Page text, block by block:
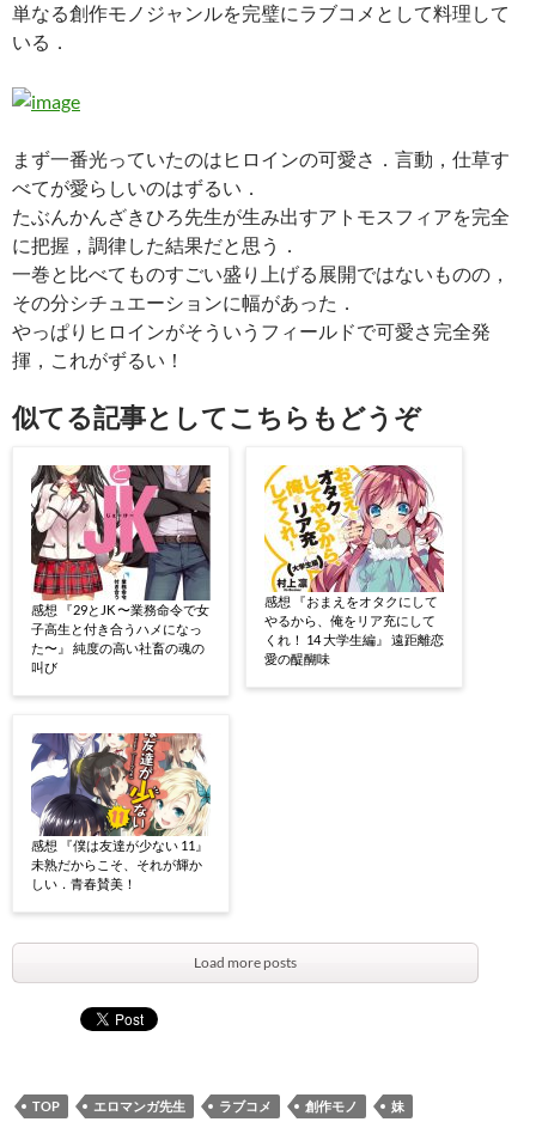
単なる創作モノジャンルを完璧にラブコメとして料理して
いる．
まず一番光っていたのはヒロインの可愛さ．言動，仕草す
べてが愛らしいのはずるい．
たぶんかんざきひろ先生が生み出すアトモスフィアを完全
に把握，調律した結果だと思う．
一巻と比べてものすごい盛り上げる展開ではないものの，
その分シチュエーションに幅があった．
やっぱりヒロインがそういうフィールドで可愛さ完全発
揮，これがずるい！
似てる記事としてこちらもどうぞ
感想 『29とJK 〜業務命令で女
子高生と付き合うハメになっ
た〜』 純度の高い社畜の魂の
叫び
感想 『僕は友達が少ない 11』
未熟だからこそ、それが輝か
しい．青春賛美！
感想 『おまえをオタクにして
やるから、俺をリア充にして
くれ！ 14 大学生編』 遠距離恋
愛の醍醐味
Load more posts
TOP エロマンガ先生 ラブコメ 創作モノ 妹